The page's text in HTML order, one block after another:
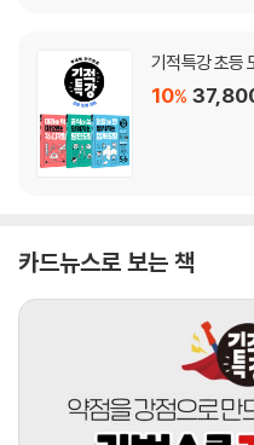
기적특강 초등
10%
카드뉴스로 보는 책